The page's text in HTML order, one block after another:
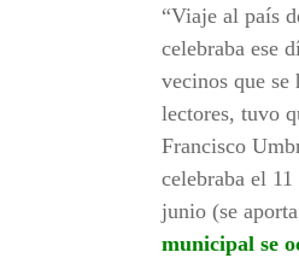
“Viaje al país
celebraba ese
vecinos que
lectores, tuvo
Francisco
celebraba el
junio (se
municipal se